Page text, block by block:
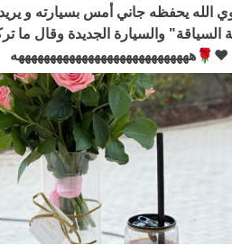
الله يحفظه جاني أمس بسيارته و